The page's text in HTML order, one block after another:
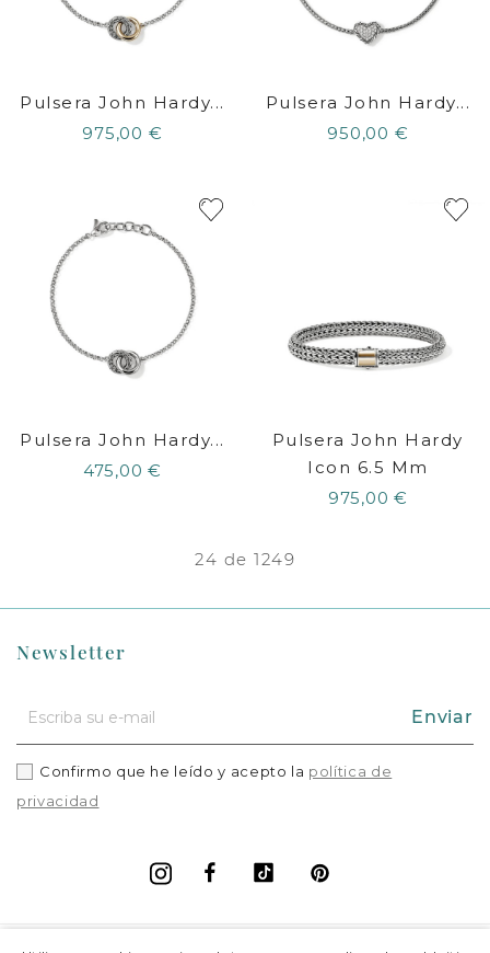
Pulsera John Hardy...
975,00 €
Pulsera John Hardy...
950,00 €
Pulsera John Hardy...
475,00 €
Pulsera John Hardy
Icon 6.5 Mm
975,00 €
24 de 1249
Newsletter
Enviar
Confirmo que he leído y acepto la política de
privacidad
FacebookVimeo
Instagram